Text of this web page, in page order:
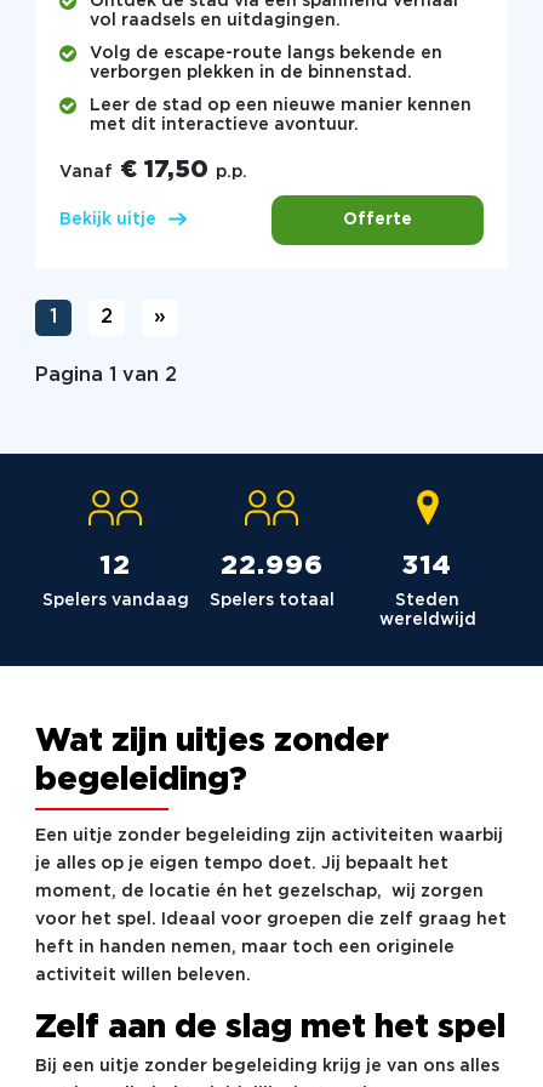
vol raadsels en uitdagingen.
Volg de escape-route langs bekende en
verborgen plekken in de binnenstad.
Leer de stad op een nieuwe manier kennen
met dit interactieve avontuur.
Vanaf € 17,50 p.p.
Bekijk uitje Offerte
1 2 »
Pagina 1 van 2
12
Spelers vandaag
23.036
Spelers totaal
315
Steden
wereldwijd
Wat zijn uitjes zonder
begeleiding?
Een uitje zonder begeleiding zijn activiteiten waarbij
je alles op je eigen tempo doet. Jij bepaalt het
moment, de locatie én het gezelschap, wij zorgen
voor het spel. Ideaal voor groepen die zelf graag het
heft in handen nemen, maar toch een originele
activiteit willen beleven.
Zelf aan de slag met het spel
Bij een uitje zonder begeleiding krijg je van ons alles